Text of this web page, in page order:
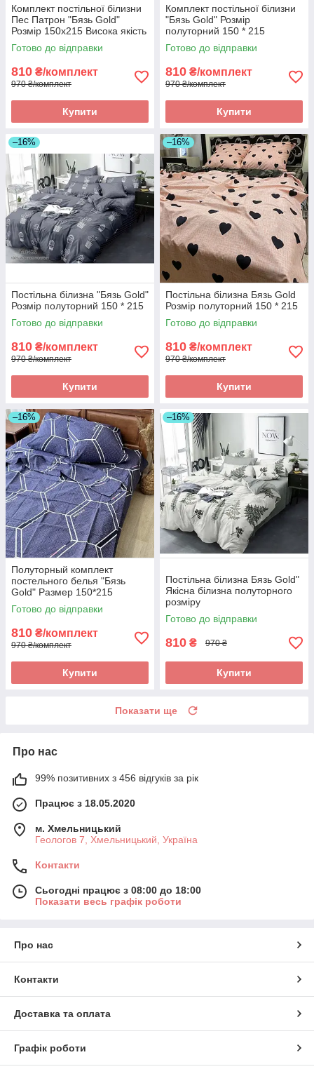
Комплект постільної білизни
Пес Патрон "Бязь Gold"
Розмір 150x215 Висока якість
Готово до відправки
810 ₴/комплект
970 ₴/комплект
Купити
Комплект постільної білизни
"Бязь Gold" Розмір
полуторний 150 * 215
Готово до відправки
810 ₴/комплект
970 ₴/комплект
Купити
–16%
Постільна білизна "Бязь Gold"
Розмір полуторний 150 * 215
Готово до відправки
810 ₴/комплект
970 ₴/комплект
Купити
–16%
Постільна білизна Бязь Gold
Розмір полуторний 150 * 215
Готово до відправки
810 ₴/комплект
970 ₴/комплект
Купити
–16%
Полуторный комплект
постельного белья "Бязь
Gold" Размер 150*215
Готово до відправки
810 ₴/комплект
970 ₴/комплект
Купити
–16%
Постільна білизна Бязь Gold"
Якісна білизна полуторного
розміру
Готово до відправки
810 ₴ 970 ₴
Купити
Показати ще
Про нас
99% позитивних з 456 відгуків за рік
Працює з 18.05.2020
м. Хмельницький
Геологов 7, Хмельницький, Україна
Контакти
Сьогодні працює з 08:00 до 18:00
Показати весь графік роботи
Про нас
Контакти
Доставка та оплата
Графік роботи